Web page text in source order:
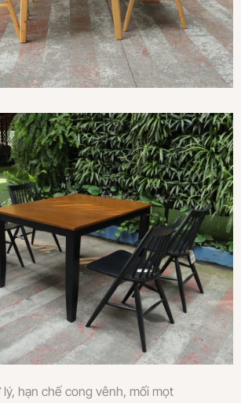
lý, hạn chế cong vênh, mối mọt